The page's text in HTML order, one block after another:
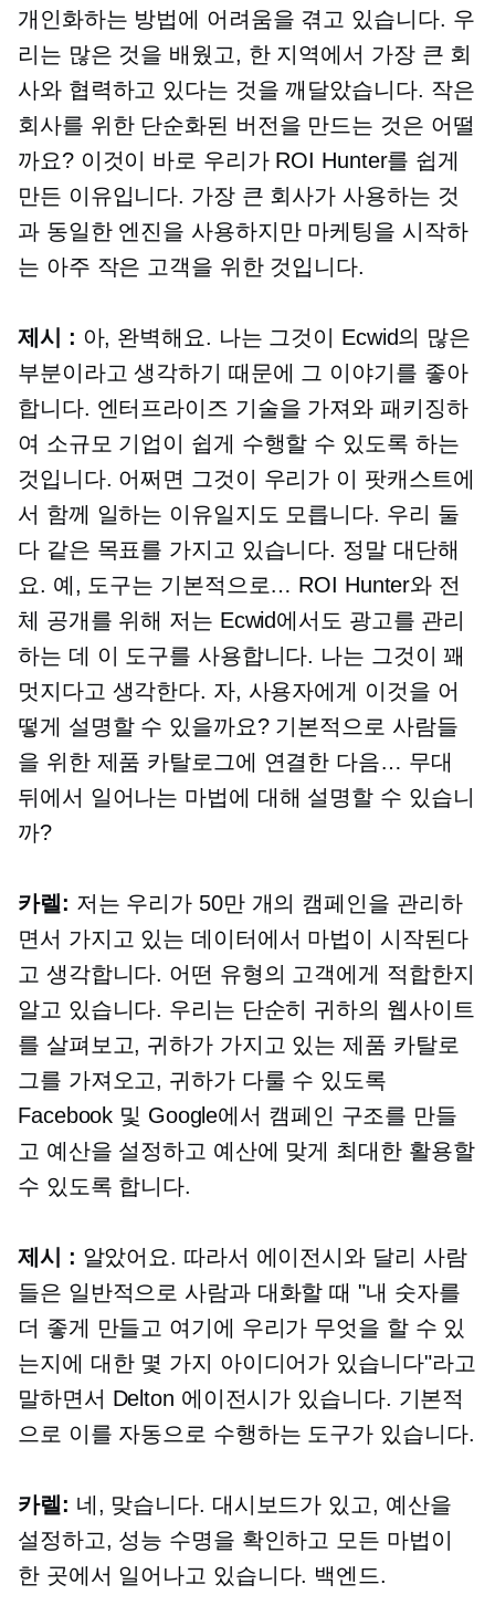
개인화하는 방법에 어려움을 겪고 있습니다. 우
리는 많은 것을 배웠고, 한 지역에서 가장 큰 회
사와 협력하고 있다는 것을 깨달았습니다. 작은
회사를 위한 단순화된 버전을 만드는 것은 어떨
까요? 이것이 바로 우리가 ROI Hunter를 쉽게
만든 이유입니다. 가장 큰 회사가 사용하는 것
과 동일한 엔진을 사용하지만 마케팅을 시작하
는 아주 작은 고객을 위한 것입니다.
제시 : 아, 완벽해요. 나는 그것이 Ecwid의 많은
부분이라고 생각하기 때문에 그 이야기를 좋아
합니다. 엔터프라이즈 기술을 가져와 패키징하
여 소규모 기업이 쉽게 수행할 수 있도록 하는
것입니다. 어쩌면 그것이 우리가 이 팟캐스트에
서 함께 일하는 이유일지도 모릅니다. 우리 둘
다 같은 목표를 가지고 있습니다. 정말 대단해
요. 예, 도구는 기본적으로… ROI Hunter와 전
체 공개를 위해 저는 Ecwid에서도 광고를 관리
하는 데 이 도구를 사용합니다. 나는 그것이 꽤
멋지다고 생각한다. 자, 사용자에게 이것을 어
떻게 설명할 수 있을까요? 기본적으로 사람들
을 위한 제품 카탈로그에 연결한 다음… 무대
뒤에서 일어나는 마법에 대해 설명할 수 있습니
까?
카렐: 저는 우리가 50만 개의 캠페인을 관리하
면서 가지고 있는 데이터에서 마법이 시작된다
고 생각합니다. 어떤 유형의 고객에게 적합한지
알고 있습니다. 우리는 단순히 귀하의 웹사이트
를 살펴보고, 귀하가 가지고 있는 제품 카탈로
그를 가져오고, 귀하가 다룰 수 있도록
Facebook 및 Google에서 캠페인 구조를 만들
고 예산을 설정하고 예산에 맞게 최대한 활용할
수 있도록 합니다.
제시 : 알았어요. 따라서 에이전시와 달리 사람
들은 일반적으로 사람과 대화할 때 "내 숫자를
더 좋게 만들고 여기에 우리가 무엇을 할 수 있
는지에 대한 몇 가지 아이디어가 있습니다"라고
말하면서 Delton 에이전시가 있습니다. 기본적
으로 이를 자동으로 수행하는 도구가 있습니다.
카렐: 네, 맞습니다. 대시보드가 ​​있고, 예산을
설정하고, 성능 수명을 확인하고 모든 마법이
한 곳에서 일어나고 있습니다. 백엔드.